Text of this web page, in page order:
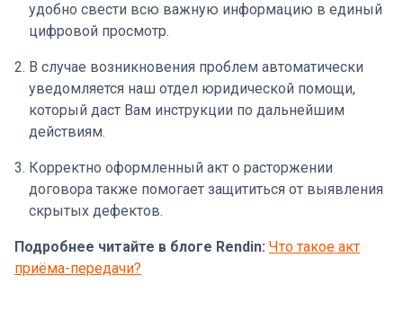
удобно свести всю важную информацию в единый
цифровой просмотр.
В случае возникновения проблем автоматически
уведомляется наш отдел юридической помощи,
который даст Вам инструкции по дальнейшим
действиям.
Корректно оформленный акт о расторжении
договора также помогает защититься от выявления
скрытых дефектов.
Подробнее читайте в блоге Rendin: Что такое акт
приёма-передачи?